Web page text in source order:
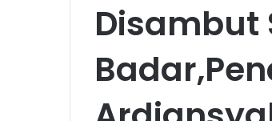
Disambut